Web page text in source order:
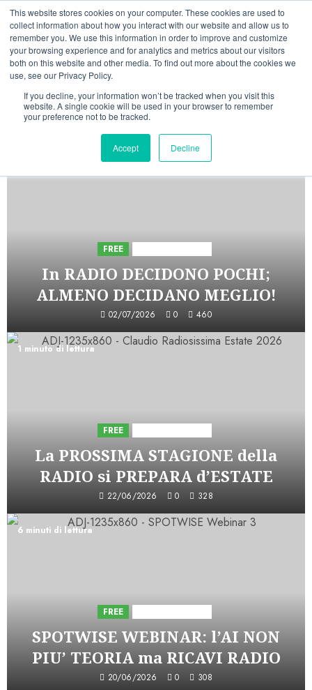
This website stores cookies on your computer. These cookies are used to
collect information about how you interact with our website and allow us to
remember you. We use this information in order to improve and customize
your browsing experience and for analytics and metrics about our visitors
both on this website and other media. To find out more about the cookies we
use, see our Privacy Policy.
If you decline, your information won’t be tracked when you visit this
website. A single cookie will be used in your browser to remember
your preference not to be tracked.
Accept Decline
Vai
contenuto
07/08/202609:00:42
LinkedinFacebook
X TelegramWhatsappMastodon
INIZIATIVE ASTORRI
FREE
In RADIO DECIDONO POCHI;
ALMENO DECIDANO MEGLIO!
02/07/2026 0 460
1 minuto di lettura
FREE
La PROSSIMA STAGIONE della
RADIO si PREPARA d’ESTATE
22/06/2026 0 328
6 minuti di lettura
FREE
SPOTWISE WEBINAR: l’AI NON
PIU’ TEORIA ma RICAVI RADIO
20/06/2026 0 308